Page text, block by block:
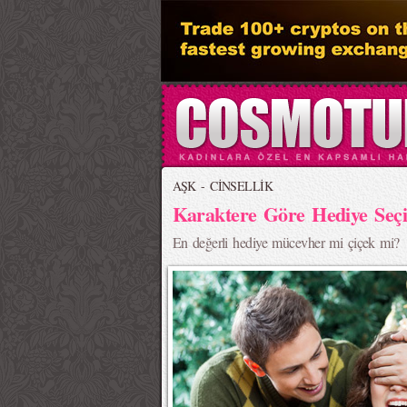
AŞK - CİNSELLİK
Karaktere Göre Hediye
En değerli hediye mücevher mi çiçek mi?